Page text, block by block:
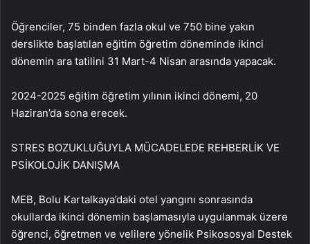
Öğrenciler, 75 binden fazla okul ve 750 bine yakın
derslikte başlatılan eğitim öğretim döneminde ikinci
dönemin ara tatilini 31 Mart-4 Nisan arasında yapacak.
2024-2025 eğitim öğretim yılının ikinci dönemi, 20
Haziran’da sona erecek.
STRES BOZUKLUĞUYLA MÜCADELEDE REHBERLİK VE
PSİKOLOJİK DANIŞMA
MEB, Bolu Kartalkaya’daki otel yangını sonrasında
okullarda ikinci dönemin başlamasıyla uygulanmak üzere
öğrenci, öğretmen ve velilere yönelik Psikososyal Destek